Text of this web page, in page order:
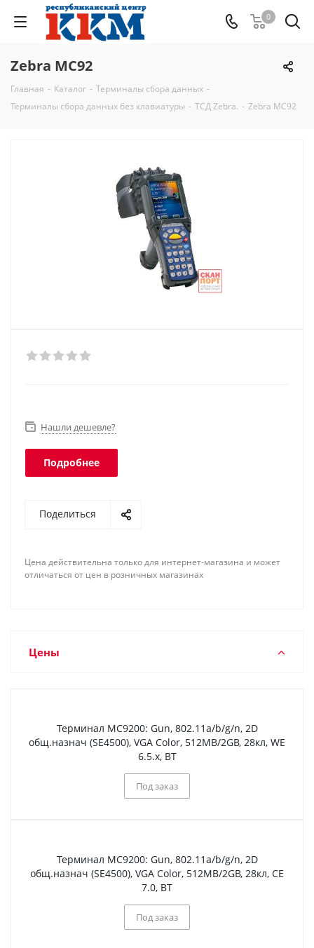
0
Zebra MC92
Главная - Каталог - Терминалы сбора данных -
Терминалы сбора данных без клавиатуры - ТСД Zebra. - Zebra MC92
Нашли дешевле?
Подробнее
Поделиться
Цена действительна только для интернет-магазина и может
отличаться от цен в розничных магазинах
Цены
Терминал МС9200: Gun, 802.11a/b/g/n, 2D
общ.назнач (SE4500), VGA Color, 512MB/2GB, 28кл, WE
6.5.x, BT
Под заказ
Терминал МС9200: Gun, 802.11a/b/g/n, 2D
общ.назнач (SE4500), VGA Color, 512MB/2GB, 28кл, CE
7.0, BT
Под заказ